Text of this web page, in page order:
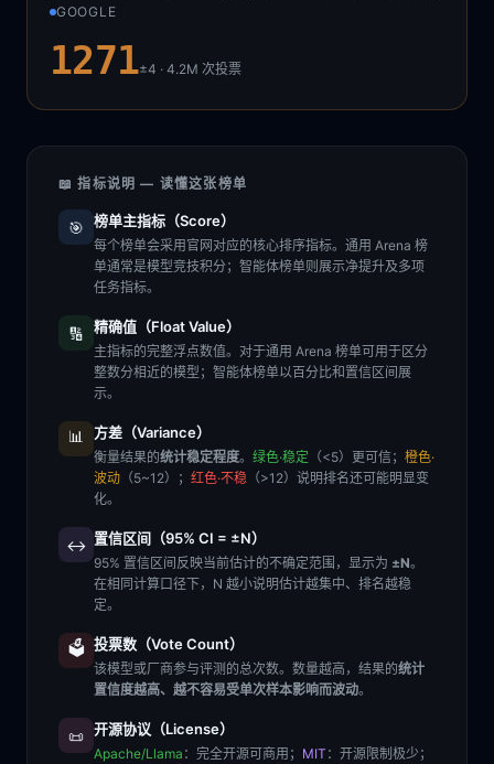
GOOGLE
1271±4 · 4.2M次投票
📖 指标说明 — 读懂这张榜单
🎯 榜单主指标（Score）
每个榜单会采用官网对应的核心排序指标。通用 Arena 榜
单通常是模型竞技积分；智能体榜单则展示净提升及多项
任务指标。
🔢 精确值（Float Value）
主指标的完整浮点数值。对于通用 Arena 榜单可用于区分
整数分相近的模型；智能体榜单以百分比和置信区间展
示。
📊 方差（Variance）
衡量结果的统计稳定程度。 绿色·稳定 （<5）更可信； 橙色·
波动 （5~12）； 红色·不稳 （>12）说明排名还可能明显变
化。
↔️ 置信区间（95% CI = ±N）
95% 置信区间反映当前估计的不确定范围，显示为 ±N。
在相同计算口径下，N 越小说明估计越集中、排名越稳
定。
🗳️ 投票数（Vote Count）
该模型或厂商参与评测的总次数。数量越高，结果的统计
置信度越高、越不容易受单次样本影响而波动。
📜 开源协议（License）
Apache/Llama ：完全开源可商用； MIT ：开源限制极少；